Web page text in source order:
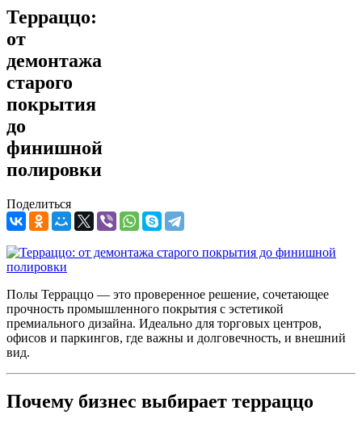
Терраццо:
от
демонтажа
старого
покрытия
до
финишной
полировки
Поделиться
Полы Терраццо — это проверенное решение, сочетающее
прочность промышленного покрытия с эстетикой
премиального дизайна. Идеально для торговых центров,
офисов и паркингов, где важны и долговечность, и внешний
вид.
Почему бизнес выбирает терраццо